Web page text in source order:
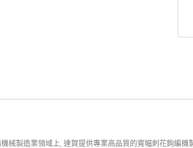
製造業領域上, 達賀提供專業高品質的寬幅刺花鉤編機